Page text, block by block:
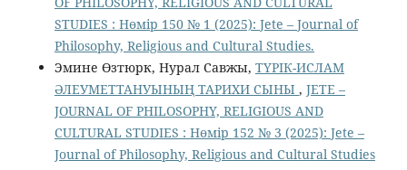
STUDIES : Нөмір 150 № 1 (2025): Jete – Jоurnal of
Philosophy, Religious аnd Cultural Studies.
Эмине Өзтюрк, Нурал Савжы, ТҮРІК-ИСЛАМ
ӘЛЕУМЕТТАНУЫНЫҢ ТАРИХИ СЫНЫ , JETE –
JОURNAL OF PHILOSOPHY, RELIGIOUS AND
CULTURAL STUDIES : Нөмір 152 № 3 (2025): Jete –
Jоurnal of Philosophy, Religious аnd Cultural Studies